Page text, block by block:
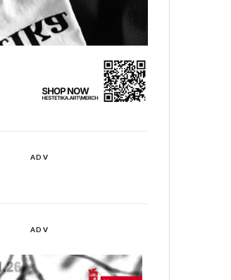
ADV
ADV